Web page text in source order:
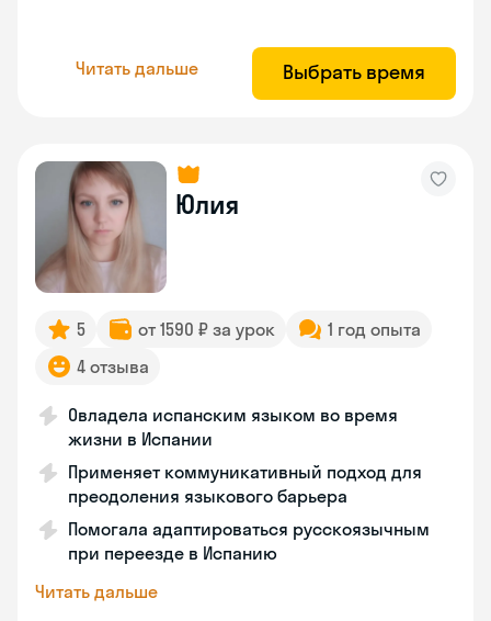
Читать дальше Выбрать время
Юлия
5 от 1590 ₽ за урок
1 год опыта
4 отзыва
Овладела испанским языком во время
жизни в Испании
Применяет коммуникативный подход для
преодоления языкового барьера
Помогала адаптироваться русскоязычным
при переезде в Испанию
Читать дальше